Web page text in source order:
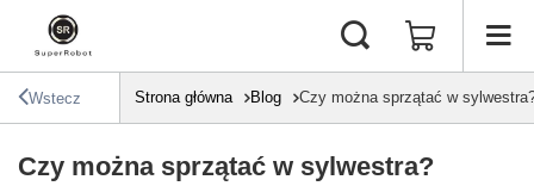
Wstecz Strona główna Blog Czy można sprzątać w
Czy można sprzątać w sylwestra?